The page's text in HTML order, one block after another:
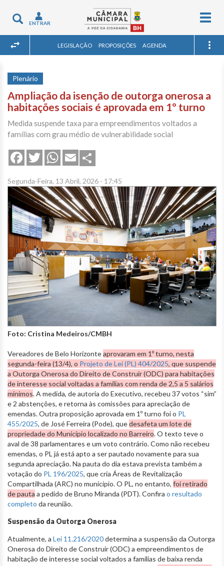
Toggle
navigation
ENTRAR
LEGISLAÇÃO PROPOSIÇÕES AGENDA
Plenário
Ampliação da isenção de outorga onerosa a
habitações sociais é aprovada em 1º turno
Medida suspende taxa para empreendimentos voltados a
famílias com grau médio de vulnerabilidade social
FacebookTwitterWhatsApp
Email
Segunda-Feira, 13 Abril, 2026 - 17:45
Foto: Cristina Medeiros/CMBH
Vereadores de Belo Horizonteaprovaram em 1º turno, nesta
segunda-feira (13/4), o Projeto de Lei (PL) 404/2025, que suspende
a Outorga Onerosa do Direito de Construir (ODC) para habitações
de interesse social voltadas a famílias com renda de 2,5 a 5 salários
mínimos. A medida, de autoria do Executivo, recebeu 37 votos “sim”
e 2 abstenções, e retorna às comissões para apreciação de
emendas. Outra proposição aprovada em 1º turno foi o PL
455/2025, de José Ferreira (Pode), quedesafeta um lote de
propriedade do Município localizado no Barreiro. O texto teve o
aval de 38 parlamentares e um voto contrário. Como não recebeu
emendas, o PL já está apto a ser pautado novamente para sua
segunda apreciação. Na pauta do dia estava prevista também a
votação do PL 196/2025, que cria Áreas de Revitalização
Compartilhada (ARC) no município. O PL, no entanto, foi retirado
de pauta a pedido de Bruno Miranda (PDT). Confira o resultado
completo da reunião.
Suspensão da Outorga Onerosa
Atualmente, a Lei 11.216/2020determina a suspensão da Outorga
Onerosa do Direito de Construir (ODC) a empreendimentos de
habitação de interesse social voltados a famílias de baixa renda